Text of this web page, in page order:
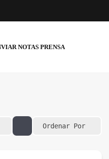
NOTAS PRENSA
Ordenar Por